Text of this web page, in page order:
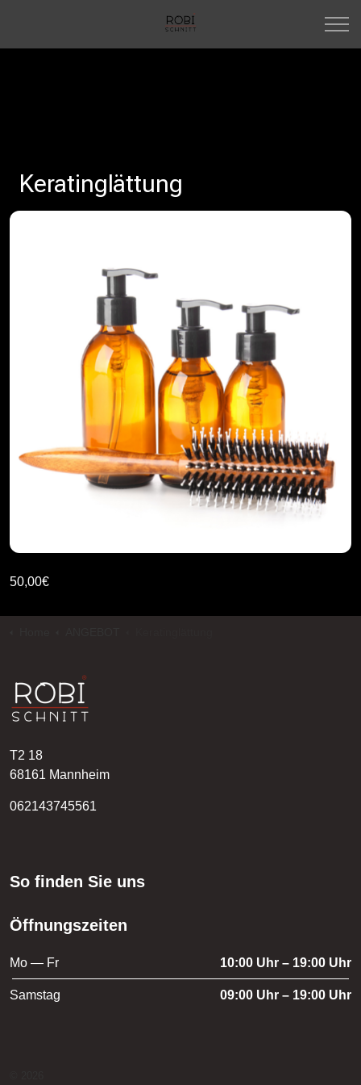
Keratinglättung
50,00€
T2 18
68161 Mannheim
062143745561
So finden Sie uns
Öffnungszeiten
Mo — Fr 10:00 Uhr – 19:00 Uhr
Samstag 09:00 Uhr – 19:00 Uhr